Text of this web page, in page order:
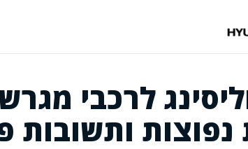
לרכבי
ותשובות